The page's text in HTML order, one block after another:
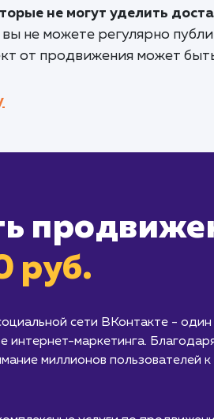
не могут уделить
вы не можете регулярно
от продвижения может
руб.
сети ВКонтакте -
интернет-маркетинга.
миллионов пользователей